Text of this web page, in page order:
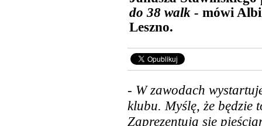
do 38 walk - mówi
Leszno.
- W zawodach
klubu. Myślę, że będzie
Zaprezentują się